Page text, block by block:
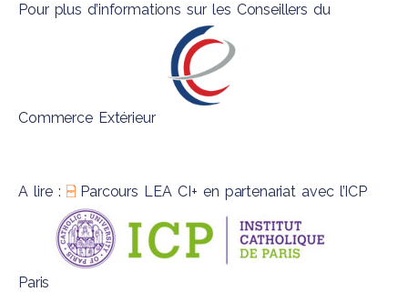
Pour plus d’informations sur les Conseillers du
Commerce Extérieur
A lire : Parcours LEA CI+ en partenariat avec l’ICP
Paris